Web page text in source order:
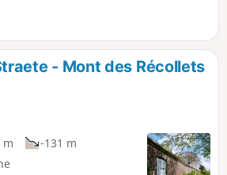
- Mont des Récollets
m
-131 m